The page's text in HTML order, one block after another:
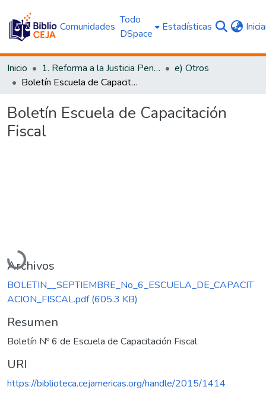
Comunidades
Todo
DSpace
Estadísticas
Inicio 1. Reforma a la Justicia Penal
e) Otros
Boletín Escuela de Capacitación Fiscal
Boletín Escuela de Capacitación
Fiscal
Cargando...
Archivos
BOLETIN__SEPTIEMBRE_No_6_ESCUELA_DE_CAPACIT
ACION_FISCAL.pdf(605.3 KB)
Resumen
Boletín Nº 6 de Escuela de Capacitación Fiscal
URI
https://biblioteca.cejamericas.org/handle/2015/1414